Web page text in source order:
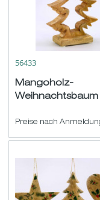
56433
Mangoholz-
Weihnachtsbaum
H24 B13,5cm
Preise nach